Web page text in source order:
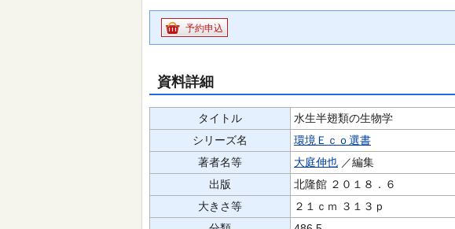
予約申込
資料詳細
タイトル
水生半翅類の生物学
シリーズ名
環境Ｅｃｏ選書
著者名等
大庭伸也 ／編集
出版
北隆館 ２０１８．６
大きさ等
２１ｃｍ ３１３ｐ